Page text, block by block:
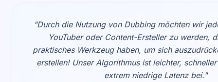
"Durch die Nutzung von Dubbing möchten wir
YouTuber oder Content-Ersteller zu werden,
praktisches Werkzeug haben, um sich
erstellen! Unser Algorithmus ist leichter,
extrem niedrige Latenz bei."